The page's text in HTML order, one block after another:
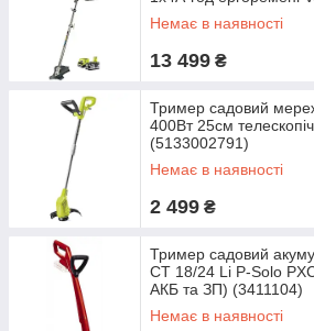
(5133003713)
Немає в наявності
13 499 ₴
Тример садовий
400Вт 25см
(5133002791)
Немає в наявності
2 499 ₴
Тример садовий
CT 18/24 Li P-Solo
АКБ та ЗП) (3411104)
Немає в наявності